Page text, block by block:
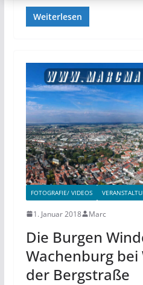
Weiterlesen
FOTOGRAFIE/ VIDEOS
1. Januar 2018 Marc
Die Burgen
Wachenburg
der Bergstraße